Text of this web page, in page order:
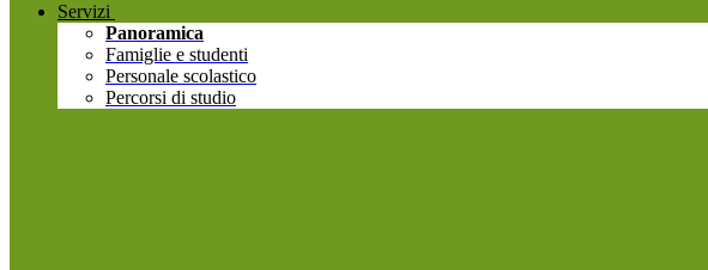
Servizi
Panoramica
Famiglie e studenti
Personale scolastico
Percorsi di studio